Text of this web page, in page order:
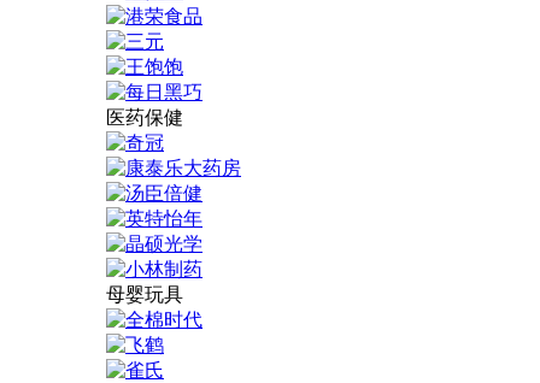
医药保健
母婴玩具